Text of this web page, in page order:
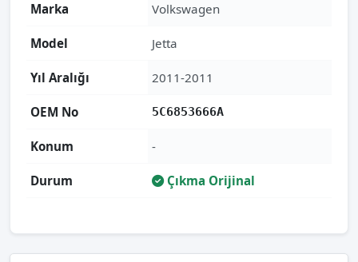
Marka Volkswagen
Model Jetta
Yıl Aralığı 2011-2011
OEM No 5C6853666A
Konum -
Durum Çıkma Orijinal